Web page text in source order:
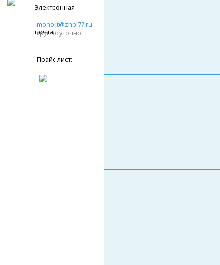
Электронная
почта:
monolit@zhbi77.ru
круглосуточно
Прайс-лист: